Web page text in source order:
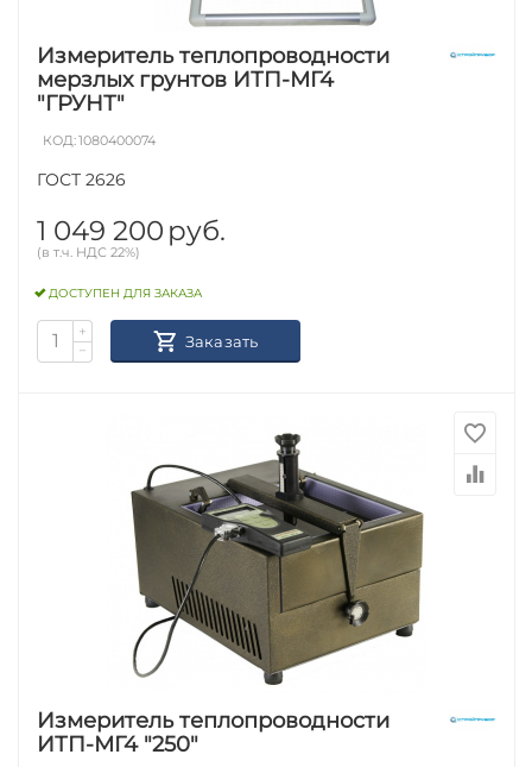
Измеритель теплопроводности
мерзлых грунтов ИТП-МГ4
"ГРУНТ"
КОД:1080400074
ГОСТ 2626
1 049 200 руб.
(в т.ч. НДС 22%)
ДОСТУПЕН ДЛЯ ЗАКАЗА
+
−
Заказать
Измеритель теплопроводности
ИТП-МГ4 "250"